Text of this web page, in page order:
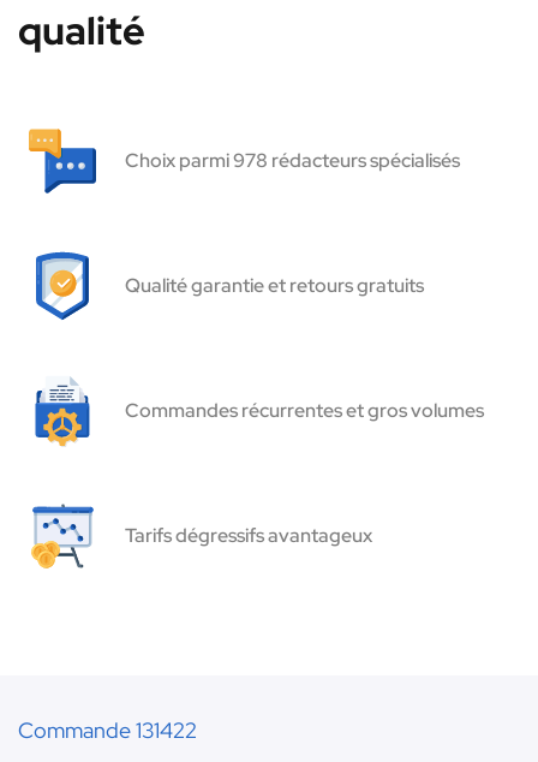
qualité
Choix parmi 978 rédacteurs spécialisés
Qualité garantie et retours gratuits
Commandes récurrentes et gros volumes
Tarifs dégressifs avantageux
Commande 131422